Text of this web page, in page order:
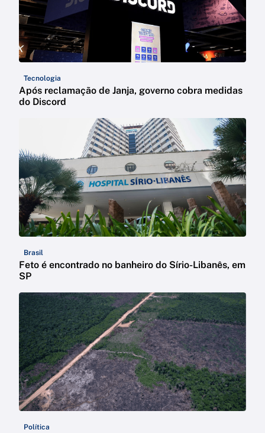
Tecnologia
Após reclamação de Janja, governo cobra medidas
do Discord
Brasil
Feto é encontrado no banheiro do Sírio-Libanês, em
SP
Política